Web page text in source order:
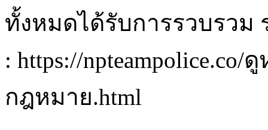
ทั้งหมดได้รับการรวบรวม
: https://
กฎหมาย.html